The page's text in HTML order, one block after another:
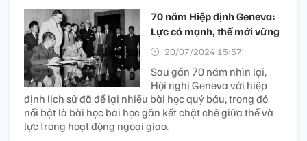
70 năm Hiệp định Geneva:
Lực có mạnh, thế mới vững
20/07/2024 15:57’
Sau gần 70 năm nhìn lại,
Hội nghị Geneva với hiệp
định lịch sử đã để lại nhiều bài học quý báu, trong đó
nổi bật là bài học bài học gắn kết chặt chẽ giữa thế và
lực trong hoạt động ngoại giao.